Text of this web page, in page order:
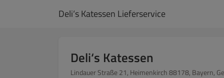
Deli‘s Katessen Lieferservice
Deli‘s Katessen
Lindauer Straße 21, Heimenkirch 88178, Bayern,